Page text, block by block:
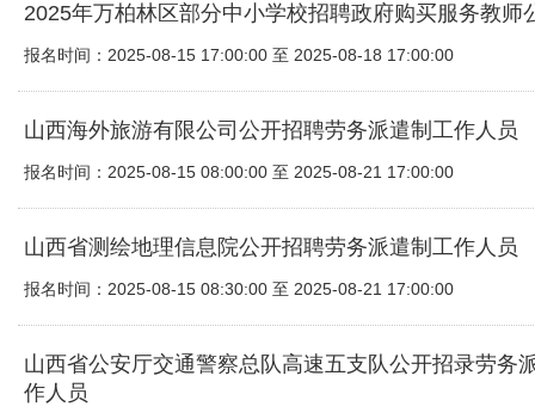
2025年万柏林区部分中小学校招聘政府购买服务教师
报名时间：2025-08-15 17:00:00 至 2025-08-18 17:00:00
山西海外旅游有限公司公开招聘劳务派遣制工作人员
报名时间：2025-08-15 08:00:00 至 2025-08-21 17:00:00
山西省测绘地理信息院公开招聘劳务派遣制工作人员
报名时间：2025-08-15 08:30:00 至 2025-08-21 17:00:00
山西省公安厅交通警察总队高速五支队公开招录劳务
作人员